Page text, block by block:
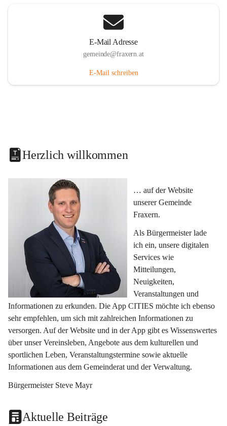
E-Mail Adresse
gemeinde@fraxern.at
E-Mail schreiben
Herzlich willkommen
… auf der Website
unserer Gemeinde
Fraxern.
Als Bürgermeister lade
ich ein, unsere digitalen
Services wie
Mitteilungen,
Neuigkeiten,
Veranstaltungen und
Informationen zu erkunden. Die App CITIES möchte ich ebenso
sehr empfehlen, um sich mit zahlreichen Informationen zu
versorgen. Auf der Website und in der App gibt es Wissenswertes
über unser Vereinsleben, Angebote aus dem kulturellen und
sportlichen Leben, Veranstaltungstermine sowie aktuelle
Informationen aus dem Gemeinderat und der Verwaltung.
Bürgermeister Steve Mayr
Aktuelle Beiträge